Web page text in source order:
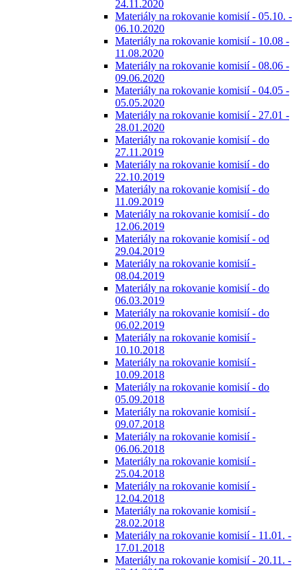
24.11.2020
Materiály na rokovanie komisií - 05.10. -
06.10.2020
Materiály na rokovanie komisií - 10.08 -
11.08.2020
Materiály na rokovanie komisií - 08.06 -
09.06.2020
Materiály na rokovanie komisií - 04.05 -
05.05.2020
Materiály na rokovanie komisií - 27.01 -
28.01.2020
Materiály na rokovanie komisií - do
27.11.2019
Materiály na rokovanie komisií - do
22.10.2019
Materiály na rokovanie komisií - do
11.09.2019
Materiály na rokovanie komisií - do
12.06.2019
Materiály na rokovanie komisií - od
29.04.2019
Materiály na rokovanie komisií -
08.04.2019
Materiály na rokovanie komisií - do
06.03.2019
Materiály na rokovanie komisií - do
06.02.2019
Materiály na rokovanie komisií -
10.10.2018
Materiály na rokovanie komisií -
10.09.2018
Materiály na rokovanie komisií - do
05.09.2018
Materiály na rokovanie komisií -
09.07.2018
Materiály na rokovanie komisií -
06.06.2018
Materiály na rokovanie komisií -
25.04.2018
Materiály na rokovanie komisií -
12.04.2018
Materiály na rokovanie komisií -
28.02.2018
Materiály na rokovanie komisií - 11.01. -
17.01.2018
Materiály na rokovanie komisií - 20.11. -